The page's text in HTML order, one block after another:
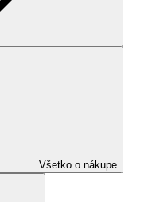
Všetko o nákupe